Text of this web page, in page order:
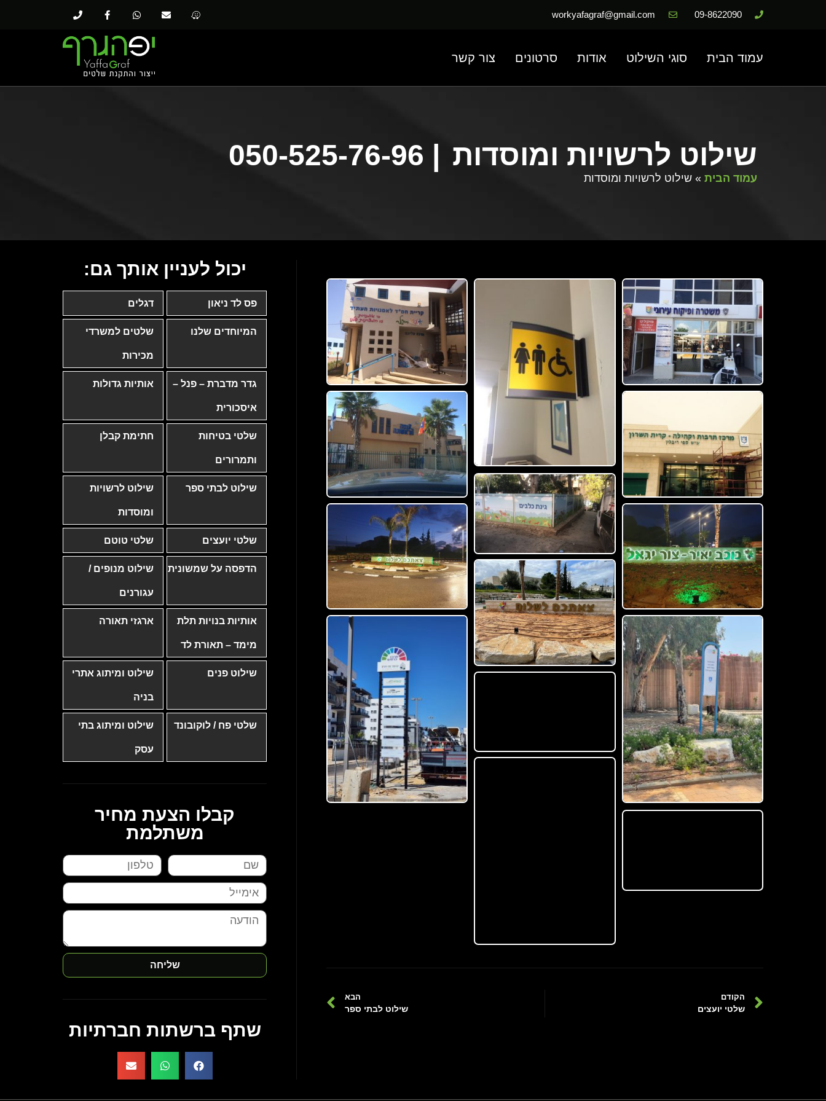
09-8622090
workyafagraf@gmail.com
עמוד הבית סוגי השילוט אודות סרטונים צור קשר
שילוט לרשויות ומוסדות | 050-525-76-96
עמוד הבית » שילוט לרשויות ומוסדות
הקודם
שלטי יועצים
הבא
שילוט לבתי ספר
יכול לעניין אותך גם:
פס לד ניאון דגלים
המיוחדים שלנו שלטים למשרדי
מכירות
גדר מדברת – פנל –
איסכורית
אותיות גדולות
שלטי בטיחות
ותמרורים
חתימת קבלן
שילוט לבתי ספר שילוט לרשויות
ומוסדות
שלטי יועצים שלטי טוטם
הדפסה על שמשונית שילוט מנופים /
עגורנים
אותיות בנויות תלת
מימד – תאורת לד
ארגזי תאורה
שילוט פנים שילוט ומיתוג אתרי
בניה
שלטי פח / לוקובונד שילוט ומיתוג בתי
עסק
קבלו הצעת מחיר
משתלמת
שליחה
שתף ברשתות חברתיות